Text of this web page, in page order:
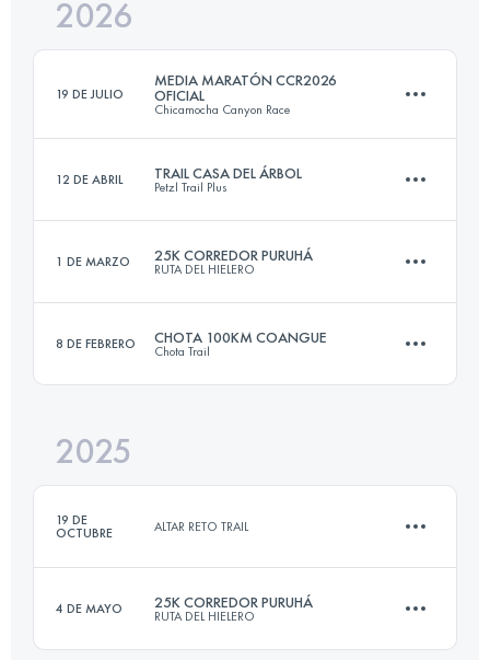
2026
19 DE JULIO
MEDIA MARATÓN CCR2026
OFICIAL
Chicamocha Canyon Race
12 DE ABRIL TRAIL CASA DEL ÁRBOL
Petzl Trail Plus
1 DE MARZO 25K CORREDOR PURUHÁ
RUTA DEL HIELERO
Inicia sesión para ver el UTMB Index
8 DE FEBRERO CHOTA 100KM COANGUE
Chota Trail
Inicia sesión para ver el UTMB Index
2025
19 DE
OCTUBRE ALTAR RETO TRAIL
9.3 KM415 M+
4 DE MAYO 25K CORREDOR PURUHÁ
RUTA DEL HIELERO